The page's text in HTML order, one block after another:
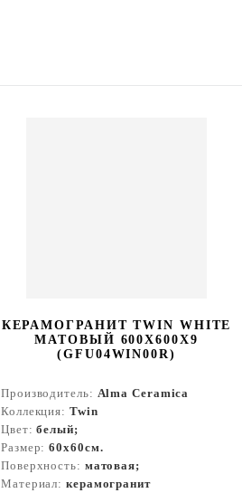
КЕРАМОГРАНИТ TWIN WHITE
МАТОВЫЙ 600X600X9
(GFU04WIN00R)
Производитель: Alma Ceramica
Коллекция: Twin
Цвет:белый;
Размер:60x60см.
Поверхность: матовая;
Материал: керамогранит